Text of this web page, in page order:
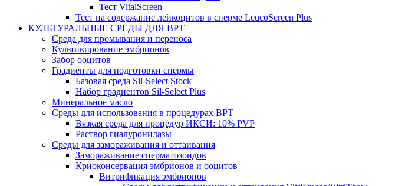
Тест VitalScreen
Тест на содержание лейкоцитов в сперме LeucoScreen Plus
КУЛЬТУРАЛЬНЫЕ СРЕДЫ ДЛЯ ВРТ
Среда для промывания и переноса
Культивирование эмбрионов
Забор ооцитов
Градиенты для подготовки спермы
Базовая среда Sil-Select Stock
Набор градиентов Sil-Select Plus
Минеральное масло
Среды для использования в процедурах ВРТ
Вязкая среда для процедур ИКСИ: 10% PVP
Раствор гиалуронидазы
Среды для замораживания и оттаивания
Замораживание сперматозоидов
Криоконсервация эмбрионов и ооцитов
Витрификация эмбрионов